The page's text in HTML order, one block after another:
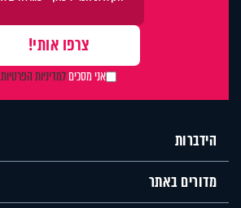
אני מסכיםלמדיניות הפרטיות
הידברות
מדורים באתר